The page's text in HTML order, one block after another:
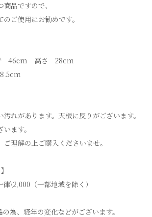
品ですので、
ご使用にお勧めです。
46cm 高さ 28cm
れがあります。天板に反りがございます。
ます。
理解の上ご購入くださいませ。
\2,000（一部地域を除く）
為、経年の変化などがございます。